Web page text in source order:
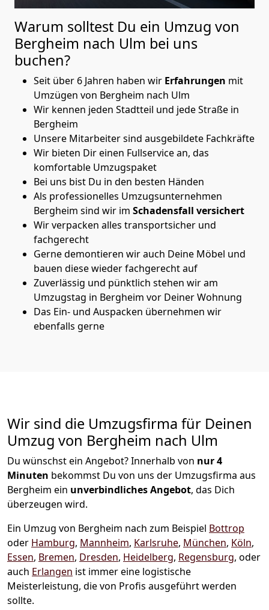
Warum solltest Du ein Umzug von
Bergheim nach Ulm bei uns
buchen?
Seit über 6 Jahren haben wir Erfahrungen mit
Umzügen von Bergheim nach Ulm
Wir kennen jeden Stadtteil und jede Straße in
Bergheim
Unsere Mitarbeiter sind ausgebildete Fachkräfte
Wir bieten Dir einen Fullservice an, das
komfortable Umzugspaket
Bei uns bist Du in den besten Händen
Als professionelles Umzugsunternehmen
Bergheim sind wir im Schadensfall versichert
Wir verpacken alles transportsicher und
fachgerecht
Gerne demontieren wir auch Deine Möbel und
bauen diese wieder fachgerecht auf
Zuverlässig und pünktlich stehen wir am
Umzugstag in Bergheim vor Deiner Wohnung
Das Ein- und Auspacken übernehmen wir
ebenfalls gerne
Wir sind die Umzugsfirma für Deinen
Umzug von Bergheim nach Ulm
Du wünschst ein Angebot? Innerhalb von nur 4
Minuten bekommst Du von uns der Umzugsfirma aus
Bergheim ein unverbindliches Angebot, das Dich
überzeugen wird.
Ein Umzug von Bergheim nach zum Beispiel Bottrop
oder Hamburg, Mannheim, Karlsruhe, München, Köln,
Essen, Bremen, Dresden, Heidelberg, Regensburg, oder
auch Erlangen ist immer eine logistische
Meisterleistung, die von Profis ausgeführt werden
sollte.